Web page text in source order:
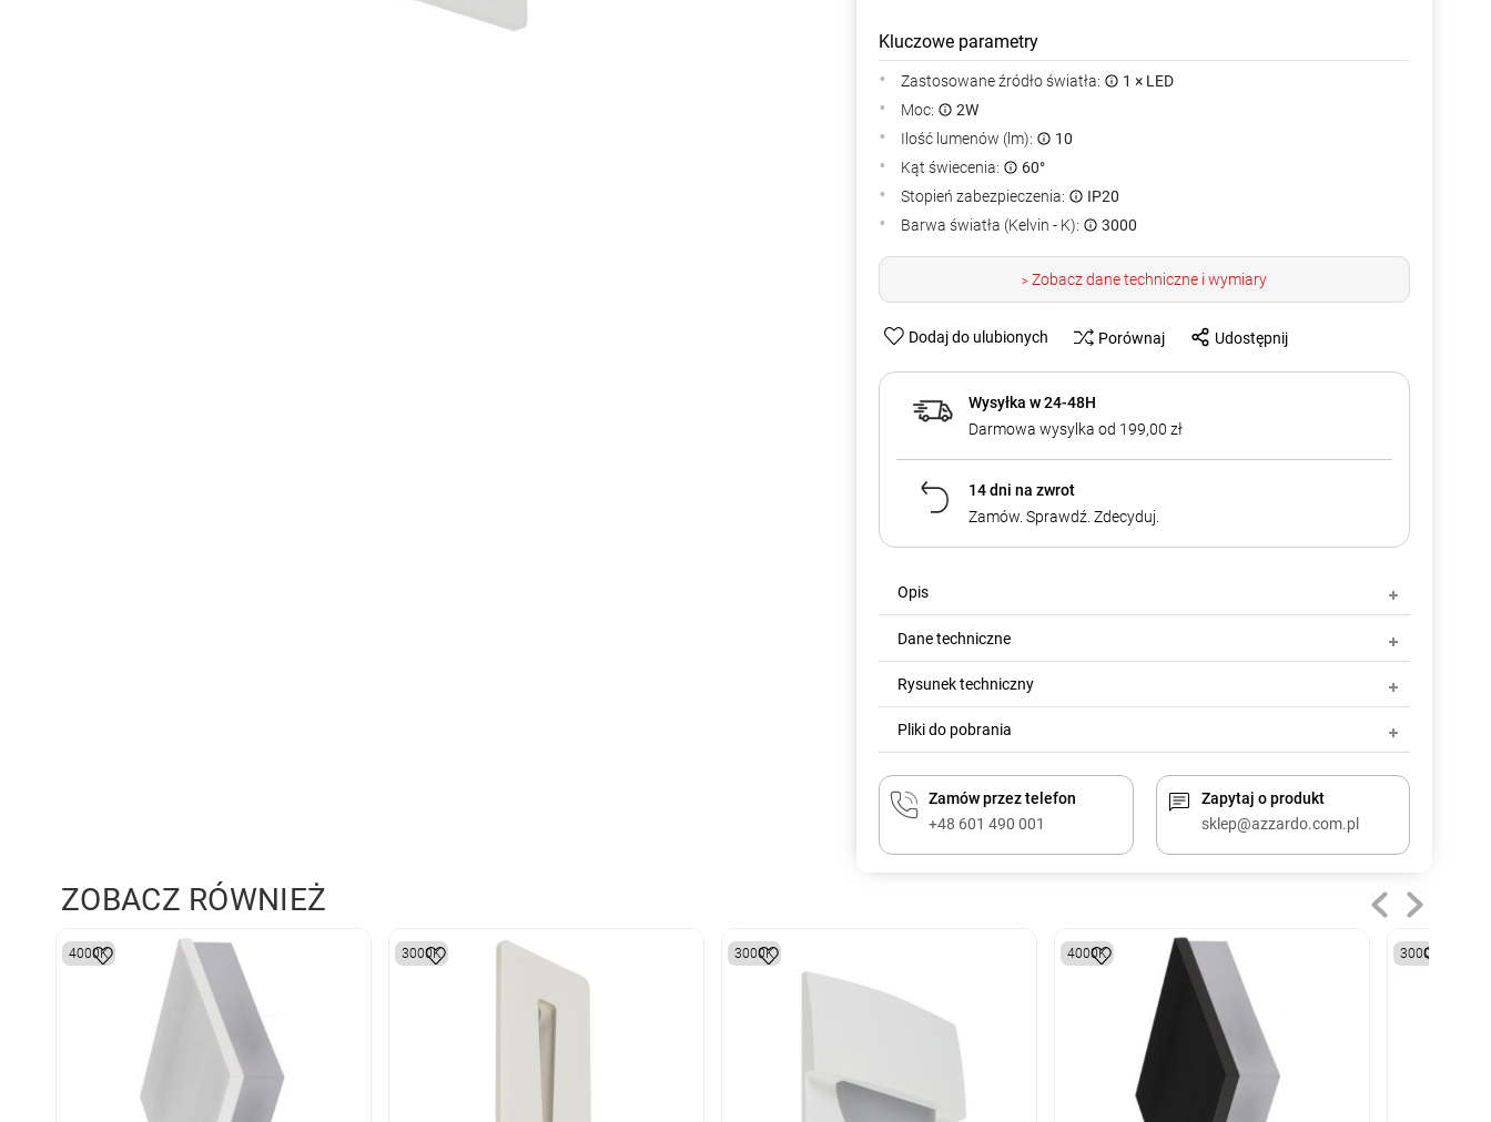
Kluczowe parametry
Zastosowane źródło światła:
1 × LED
Moc:
2W
Ilość lumenów (lm):
10
Kąt świecenia:
60°
Stopień zabezpieczenia:
IP20
Barwa światła (Kelvin - K):
3000
> Zobacz dane techniczne i wymiary
Dodaj do ulubionych Porównaj Udostępnij
Wysyłka w 24-48H
Darmowa wysylka od 199,00 zł
14 dni na zwrot
Zamów. Sprawdź. Zdecyduj.
Opis
Dane techniczne
Rysunek techniczny
Pliki do pobrania
Zamów przez telefon
+48 601 490 001
Zapytaj o produkt
sklep@azzardo.com.pl
ZOBACZ RÓWNIEŻ
4000K 3000K 3000K 4000K 3000K